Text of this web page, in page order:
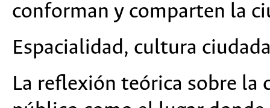
conforman y comparten la
Espacialidad, cultura
La reflexión teórica sobre la